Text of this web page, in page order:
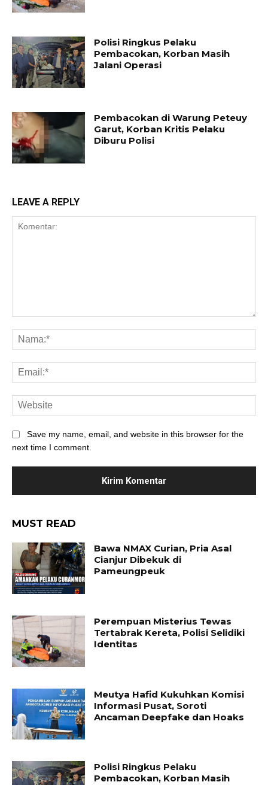
Polisi Ringkus Pelaku
Pembacokan, Korban Masih
Jalani Operasi
Pembacokan di Warung Peteuy
Garut, Korban Kritis Pelaku
Diburu Polisi
LEAVE A REPLY
Save my name, email, and website in this browser for the
next time I comment.
MUST READ
Bawa NMAX Curian, Pria Asal
Cianjur Dibekuk di
Pameungpeuk
Perempuan Misterius Tewas
Tertabrak Kereta, Polisi Selidiki
Identitas
Meutya Hafid Kukuhkan Komisi
Informasi Pusat, Soroti
Ancaman Deepfake dan Hoaks
Polisi Ringkus Pelaku
Pembacokan, Korban Masih